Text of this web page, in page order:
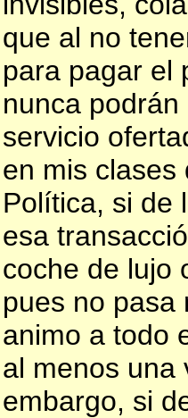
que al no
para pagar el
nunca
servicio
en mis clases
Política, si de
esa
coche de lujo
pues no pasa
animo a todo
al menos una
embargo, si